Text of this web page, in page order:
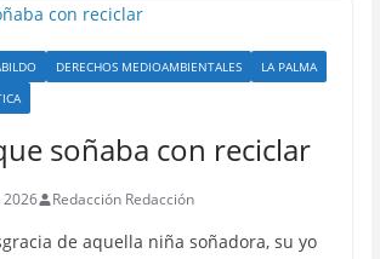
DERECHOS MEDIOAMBIENTALES
LA PALMA
soñaba con reciclar
2026 Redacción Redacción
de aquella niña soñadora, su yo